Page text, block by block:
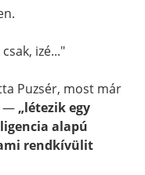
izé..."
Puzsér, most már
— „létezik egy
alapú
rendkívülit